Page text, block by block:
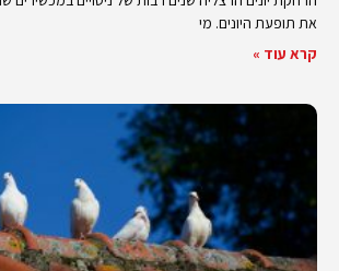
את תופעת היונים. מי
קרא עוד »